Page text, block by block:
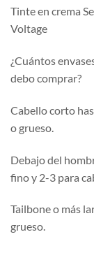
Tinte en crema
Voltage
¿Cuántos
debo comprar?
Cabello corto
o grueso.
Debajo del
fino y 2-3 para
Tailbone o más
grueso.